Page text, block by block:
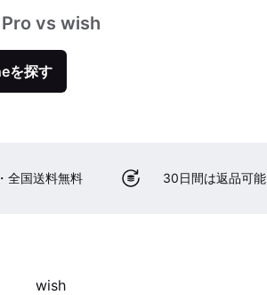
vs wish
を探す
全国送料無料 30日間は返品可能
wish